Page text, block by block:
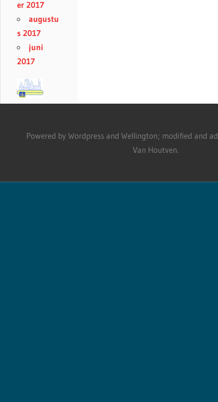
er 2017
augustu
s 2017
juni
2017
Powered by Wordpress and Wellington; modified and
Van Houtven.